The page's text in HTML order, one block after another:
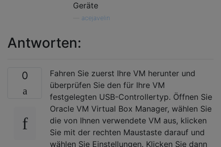
Geräte
acejavelin
Antworten:
0
Fahren Sie zuerst Ihre VM herunter und
überprüfen Sie den für Ihre VM
festgelegten USB-Controllertyp. Öffnen Sie
Oracle VM Virtual Box Manager, wählen Sie
die von Ihnen verwendete VM aus, klicken
Sie mit der rechten Maustaste darauf und
wählen Sie Einstellungen. Klicken Sie dann